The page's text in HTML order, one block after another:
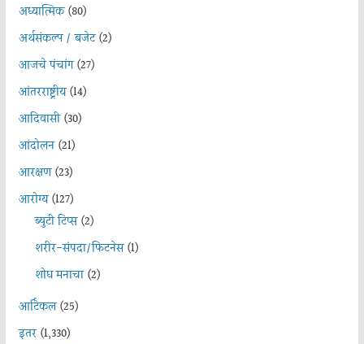
अध्यात्मिक(80)
अर्थसंकल्प / बजेट(2)
आजचे पंचांग(27)
आंतरराष्ट्रीय(14)
आदिवासी(30)
आंदोलन(21)
आरक्षण(23)
आरोग्य(127)
ब्युटी टिप्स(2)
शरीर-संपदा/फिटनेस(1)
शोध मनाचा(2)
आर्टिकल(25)
इतर(1,330)